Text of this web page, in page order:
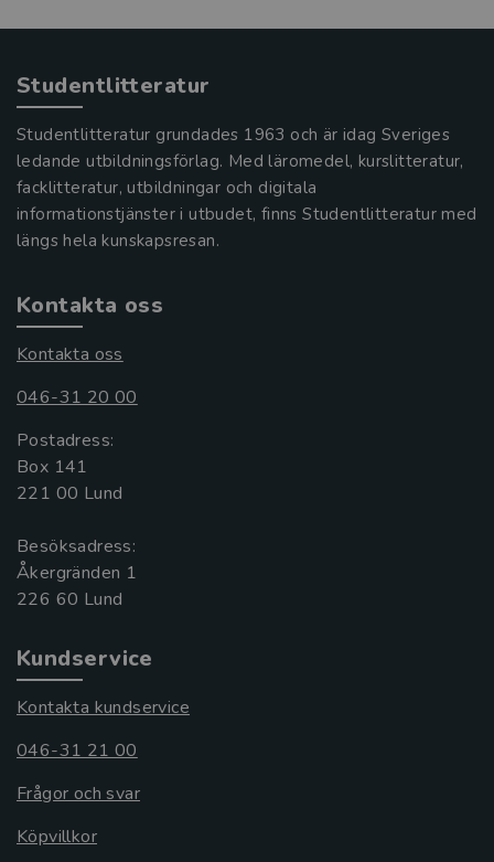
Studentlitteratur
Studentlitteratur grundades 1963 och är idag Sveriges
ledande utbildningsförlag. Med läromedel, kurslitteratur,
facklitteratur, utbildningar och digitala
informationstjänster i utbudet, finns Studentlitteratur med
längs hela kunskapsresan.
Kontakta oss
Kontakta oss
046-31 20 00
Postadress:
Box 141
221 00 Lund
Besöksadress:
Åkergränden 1
Kundservice
Kontakta kundservice
046-31 21 00
Frågor och svar
Köpvillkor